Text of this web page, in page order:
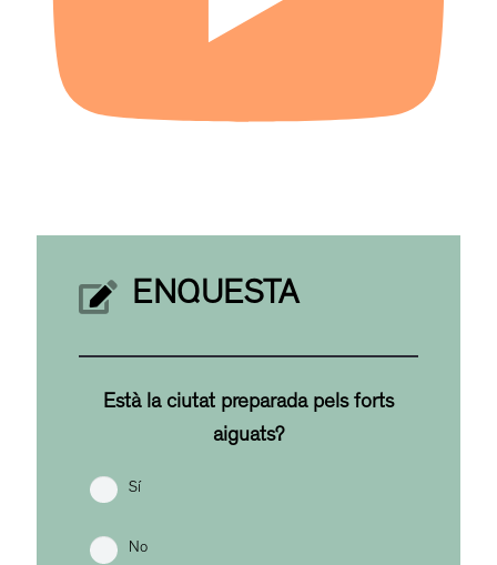
ENQUESTA
Està la ciutat preparada pels forts
aiguats?
Sí
No